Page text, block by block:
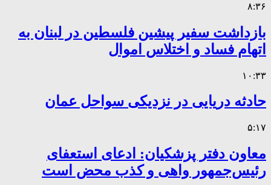
۸:۳۶
بازداشت سفیر پیشین فلسطین در لبنان به
اتهام فساد و اختلاس اموال
۱۰:۳۳
حادثه دریایی در نزدیکی سواحل عمان
۵:۱۷
معاون دفتر پزشکیان: ادعای استعفای
رئیس‌جمهور واهی و کذب محض است